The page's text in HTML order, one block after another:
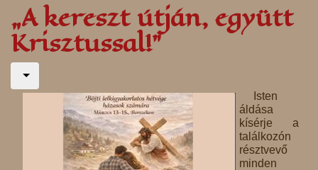
„A kereszt útján, együtt
Krisztussal!”
Isten
áldása
kísérje a
találkozón
résztvevő
minden